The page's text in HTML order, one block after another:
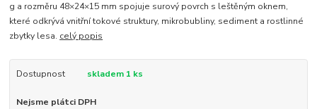
g a rozměru 48×24×15 mm spojuje surový povrch s leštěným oknem,
které odkrývá vnitřní tokové struktury, mikrobubliny, sediment a rostlinné
zbytky lesa. celý popis
Dostupnost skladem 1 ks
Nejsme plátci DPH